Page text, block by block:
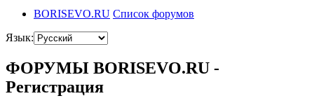
BORISEVO.RU Список форумов
Язык:
ФОРУМЫ BORISEVO.RU -
Регистрация